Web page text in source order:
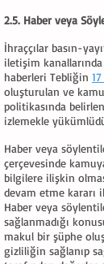
2.5. Haber veya
İhraççılar basın-
iletişim
haberleri Tebliğin
oluşturulan ve
politikasında
izlemekle
Haber veya
çerçevesinde
bilgilere ilişkin
devam etme kararı
Haber veya
sağlanmadığı
makul bir şüphe
gizliliğin sağlanıp